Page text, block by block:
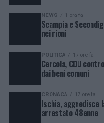
NEWS 1 ora fa
Scampia e
nei rioni
POLITICA 17 ore fa
Cercola, CDU
dai beni comuni
CRONACA 17 ore fa
Ischia, aggredisce
arrestato 48enne